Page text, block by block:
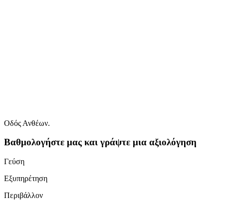
Οδός Ανθέων.
Βαθμολογήστε μας και γράψτε μια αξιολόγηση
Γεύση
Εξυπηρέτηση
Περιβάλλον